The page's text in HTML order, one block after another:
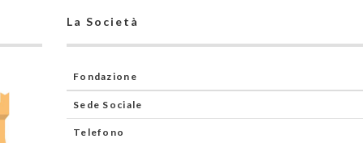
La Società
Fondazione
Sede Sociale
Telefono